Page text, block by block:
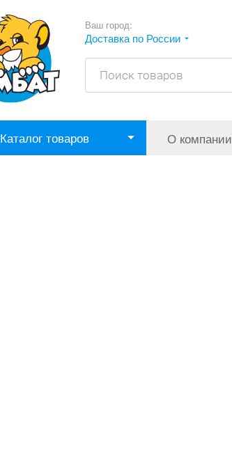
Ваш город:
Доставка по России
Каталог товаров О компании